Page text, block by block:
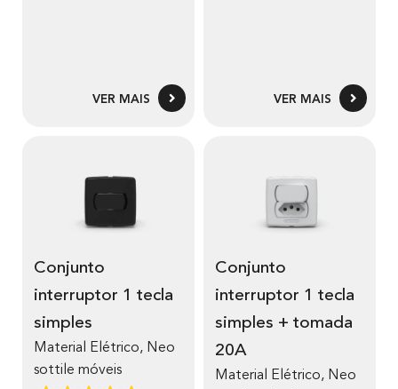
VER MAIS VER MAIS
Conjunto
interruptor 1 tecla
simples
Material Elétrico, Neo
sottile móveis
Conjunto
interruptor 1 tecla
simples + tomada
20A
Material Elétrico, Neo